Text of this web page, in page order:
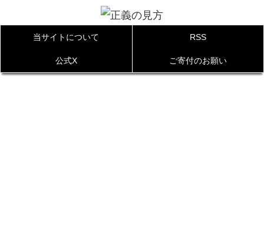
当サイトについて RSS
公式X ご寄付のお願い